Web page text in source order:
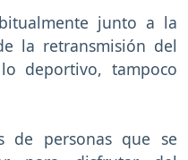
junto a la
la retransmisión del
deportivo, tampoco
de personas que se